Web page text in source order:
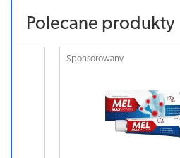
Polecane produkty
Sponsorowany